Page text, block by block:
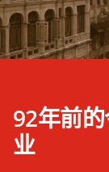
92年前
业